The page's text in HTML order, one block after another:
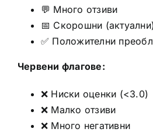
💬 Много отзиви
📅 Скорошни
✅ Положителни
Червени флагове:
❌ Ниски оценки (<3.0)
❌ Малко отзиви
❌ Много негативни